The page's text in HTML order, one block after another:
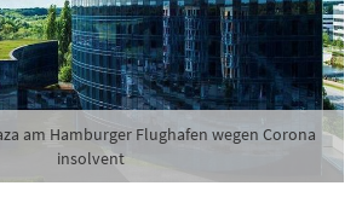
am Hamburger Flughafen wegen Corona
insolvent
zur Kenntnis
Danke, heute nicht